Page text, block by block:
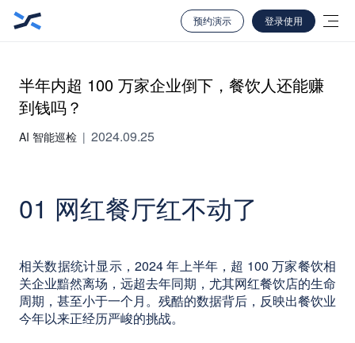
预约演示 登录使用
半年内超 100 万家企业倒下，餐饮人还能赚
到钱吗？
AI 智能巡检 | 2024.09.25
01 网红餐厅红不动了
相关数据统计显示，2024 年上半年，超 100 万家餐饮相
关企业黯然离场，远超去年同期，尤其网红餐饮店的生命
周期，甚至小于一个月。残酷的数据背后，反映出餐饮业
今年以来正经历严峻的挑战。